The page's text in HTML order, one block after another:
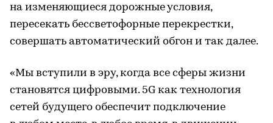
на изменяющиеся дорожные условия,
пересекать бессветофорные перекрестки,
совершать автоматический обгон и так далее.
«Мы вступили в эру, когда все сферы жизни
становятся цифровыми. 5G как технология
сетей будущего обеспечит подключение